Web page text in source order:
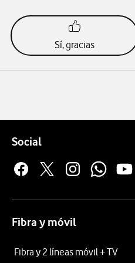
Sí, gracias
SocialEnlaces a las
Fibra y móvil
Fibra y 2 líneas móvil + TV